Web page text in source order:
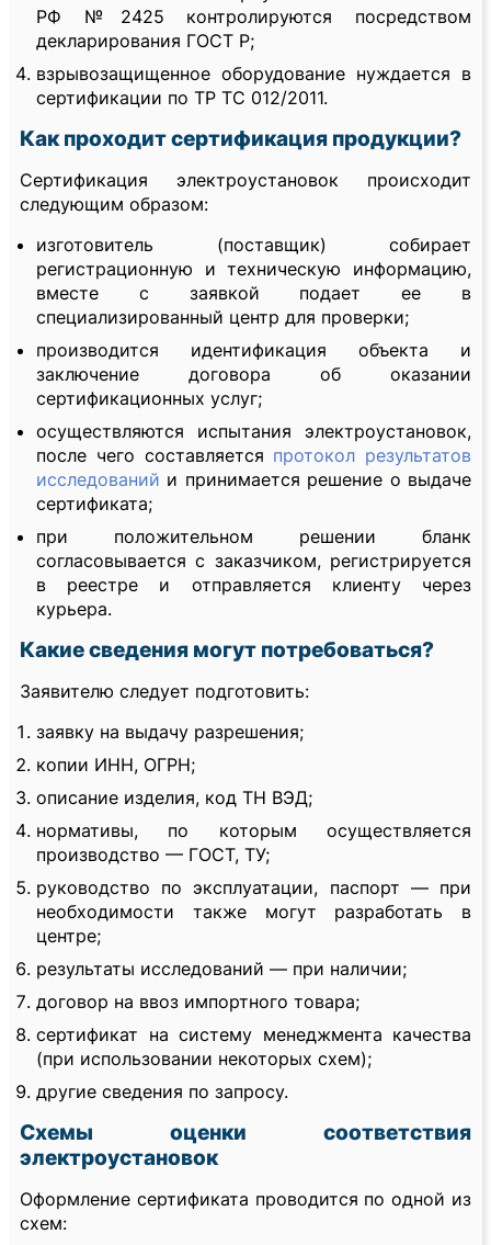
РФ №2425 контролируются посредством
декларирования ГОСТ Р;
взрывозащищенное оборудование нуждается в
сертификации по ТР ТС 012/2011.
Как проходит сертификация продукции?
Сертификация электроустановок происходит
следующим образом:
изготовитель (поставщик) собирает
регистрационную и техническую информацию,
вместе с заявкой подает ее в
специализированный центр для проверки;
производится идентификация объекта и
заключение договора об оказании
сертификационных услуг;
осуществляются испытания электроустановок,
после чего составляется протокол результатов
исследований и принимается решение о выдаче
сертификата;
при положительном решении бланк
согласовывается с заказчиком, регистрируется
в реестре и отправляется клиенту через
курьера.
Какие сведения могут потребоваться?
Заявителю следует подготовить:
заявку на выдачу разрешения;
копии ИНН, ОГРН;
описание изделия, код ТН ВЭД;
нормативы, по которым осуществляется
производство — ГОСТ, ТУ;
руководство по эксплуатации, паспорт — при
необходимости также могут разработать в
центре;
результаты исследований — при наличии;
договор на ввоз импортного товара;
сертификат на систему менеджмента качества
(при использовании некоторых схем);
другие сведения по запросу.
Схемы оценки соответствия
электроустановок
Оформление сертификата проводится по одной из
схем: